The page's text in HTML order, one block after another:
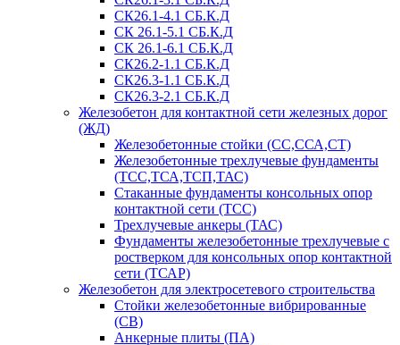
СК26.1-4.1 СБ.К.Д
СК 26.1-5.1 СБ.К.Д
СК 26.1-6.1 СБ.К.Д
СК26.2-1.1 СБ.К.Д
СК26.3-1.1 СБ.К.Д
СК26.3-2.1 СБ.К.Д
Железобетон для контактной сети железных дорог
(ЖД)
Железобетонные стойки (СС,ССА,СТ)
Железобетонные трехлучевые фундаменты
(ТСС,ТСА,ТСП,ТАС)
Стаканные фундаменты консольных опор
контактной сети (ТСС)
Трехлучевые анкеры (ТАС)
Фундаменты железобетонные трехлучевые с
ростверком для консольных опор контактной
сети (ТСАР)
Железобетон для электросетевого строительства
Стойки железобетонные вибрированные
(СВ)
Анкерные плиты (ПА)